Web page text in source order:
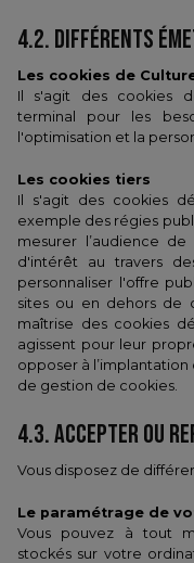
4.2. DIFFÉRENTS
Les cookies de
Il s'agit des cookies
terminal pour les
l'optimisation et la
Les cookies tiers
Il s'agit des cookies
exemple des régies
mesurer l’audience
d'intérêt au travers
personnaliser l'offre
sites ou en dehors de
maîtrise des cookies
agissent pour leur
opposer à
de gestion de cookies.
4.3. ACCEPTER OU
Vous disposez de
Le paramétrage de
Vous pouvez à tout
stockés sur votre